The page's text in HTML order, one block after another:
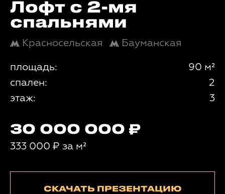
Лофт с 2-мя
спальнями
Красносельская Бауманская
площадь:
90 м²
спален:
2
этаж:
3
30 000 000
333 000 ₽ за м²
СКАЧАТЬ ПРЕЗЕНТАЦИЮ